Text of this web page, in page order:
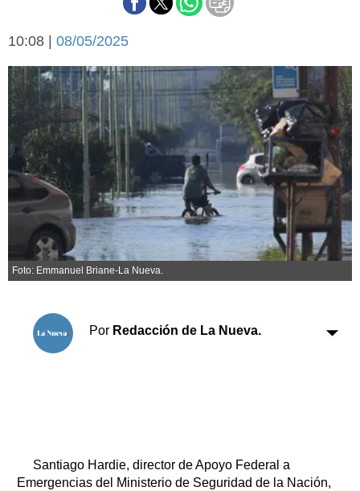
Aplausos
Con el campo
Espacio empresas
Sociedad y tiempo
libre
Sociedad
Tecnología
Turismo
Salud
Es viral
El tiempo
Cartón Lleno
Fúnebres
Horóscopo
Suplementos
Fúnebres
Edictos
10:08 | 08/05/2025
Foto: Emmanuel Briane-La Nueva.
Por Redacción de La Nueva.
Santiago Hardie, director de Apoyo Federal a
Emergencias del Ministerio de Seguridad de la Nación,